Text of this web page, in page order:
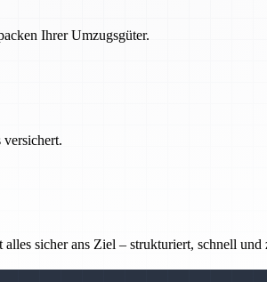
Ihrer Umzugsgüter.
versichert.
sicher ans Ziel – strukturiert, schnell und